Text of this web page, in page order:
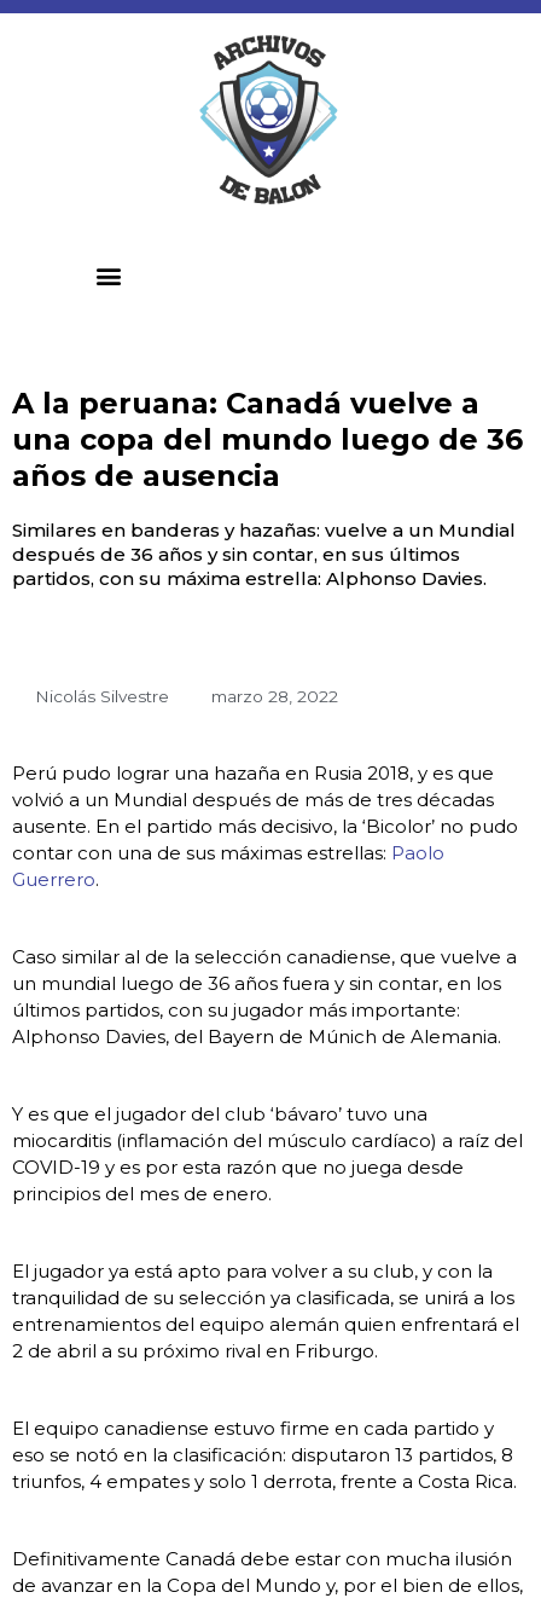
A la peruana: Canadá vuelve a
una copa del mundo luego de 36
años de ausencia
Similares en banderas y hazañas: vuelve a un Mundial
después de 36 años y sin contar, en sus últimos
partidos, con su máxima estrella: Alphonso Davies.
Nicolás Silvestre marzo 28, 2022
Perú pudo lograr una hazaña en Rusia 2018, y es que
volvió a un Mundial después de más de tres décadas
ausente. En el partido más decisivo, la ‘Bicolor’ no pudo
contar con una de sus máximas estrellas: Paolo
Guerrero.
Caso similar al de la selección canadiense, que vuelve a
un mundial luego de 36 años fuera y sin contar, en los
últimos partidos, con su jugador más importante:
Alphonso Davies, del Bayern de Múnich de Alemania.
Y es que el jugador del club ‘bávaro’ tuvo una
miocarditis (inflamación del músculo cardíaco) a raíz del
COVID-19 y es por esta razón que no juega desde
principios del mes de enero.
El jugador ya está apto para volver a su club, y con la
tranquilidad de su selección ya clasificada, se unirá a los
entrenamientos del equipo alemán quien enfrentará el
2 de abril a su próximo rival en Friburgo.
El equipo canadiense estuvo firme en cada partido y
eso se notó en la clasificación: disputaron 13 partidos, 8
triunfos, 4 empates y solo 1 derrota, frente a Costa Rica.
Definitivamente Canadá debe estar con mucha ilusión
de avanzar en la Copa del Mundo y, por el bien de ellos,